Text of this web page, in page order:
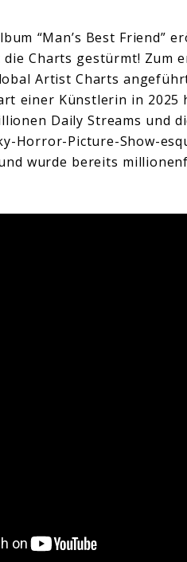
“Man’s Best Friend”
Charts gestürmt! Zum
Artist Charts
einer Künstlerin in 2025
Daily Streams und
Horror-Picture-Show-
wurde bereits